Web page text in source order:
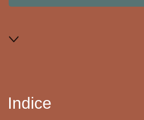
Indice